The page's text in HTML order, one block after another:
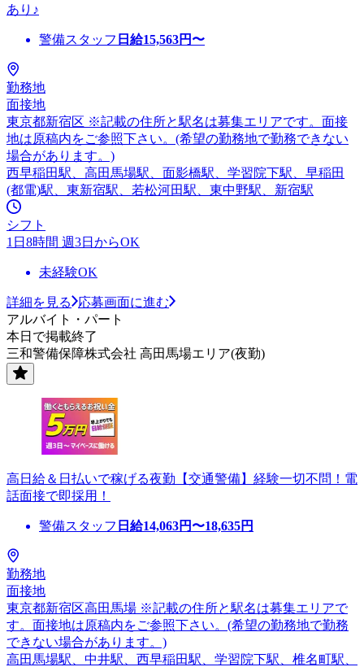
あり♪
警備スタッフ 日給15,563円〜
勤務地
面接地
東京都新宿区 ※記載の住所と駅名は募集エリアです。面接
地は原稿内をご参照下さい。(希望の勤務地で勤務できない
場合があります。)
西早稲田駅、高田馬場駅、面影橋駅、学習院下駅、早稲田
(都電)駅、東新宿駅、若松河田駅、東中野駅、新宿駅
シフト
1日8時間 週3日からOK
未経験OK
詳細を見る
応募画面に進む
アルバイト・パート
本日で掲載終了
三和警備保障株式会社 高田馬場エリア(夜勤)
高日給＆日払いで稼げる夜勤【交通警備】経験一切不問！電
話面接で即採用！
警備スタッフ 日給14,063円〜18,635円
勤務地
面接地
東京都新宿区高田馬場 ※記載の住所と駅名は募集エリアで
す。面接地は原稿内をご参照下さい。(希望の勤務地で勤務
できない場合があります。)
高田馬場駅、中井駅、西早稲田駅、学習院下駅、椎名町駅、